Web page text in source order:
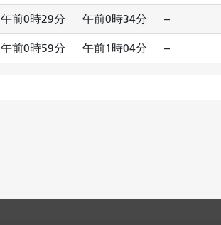
午前0時29分 午前0時34分 --
午前0時59分 午前1時04分 --